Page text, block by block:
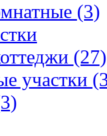
(3)
(27)
участки